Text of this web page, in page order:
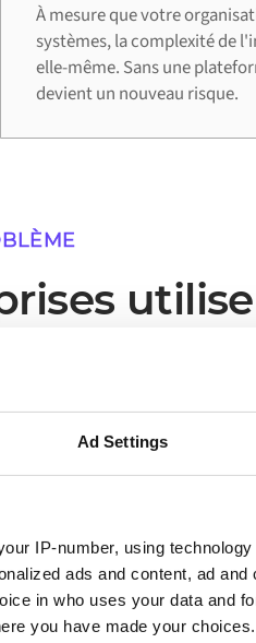
Ad Settings
IP-number, using
ads and content, ad and
in who uses your data and
you have made your
À mesure que votre
systèmes, la complexité de
elle-même. Sans une
devient un nouveau risque.
direct entre Subiekt GT
plus immédiate.